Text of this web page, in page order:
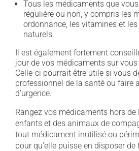
Tous les médicaments que
régulière ou non, y compris les
ordonnance, les vitamines et
naturels.
Il est également fortement
jour de vos médicaments sur
Celle-ci pourrait être utile si vous
professionnel de la santé ou faire
d'urgence.
Rangez vos médicaments hors de
enfants et des animaux de
tout médicament inutilisé ou
pour qu'elle puisse en disposer de